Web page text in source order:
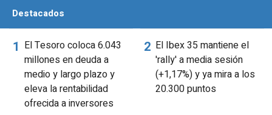
Destacados
El Tesoro coloca 6.043
millones en deuda a
medio y largo plazo y
eleva la rentabilidad
ofrecida a inversores
El Ibex 35 mantiene el
'rally' a media sesión
(+1,17%) y ya mira a los
20.300 puntos